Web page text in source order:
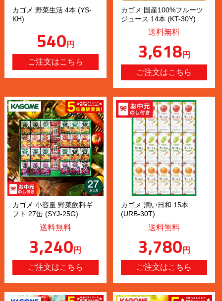
カゴメ 野菜生活 4本 (YS-
KH)
540円
カゴメ 国産100%フルーツ
ジュース 14本 (KT-30Y)
送料無料
3,618円
カゴメ 小容量 野菜飲料ギ
フト 27缶 (SYJ-25G)
送料無料
3,240円
カゴメ 潤い日和 15本
(URB-30T)
送料無料
3,780円